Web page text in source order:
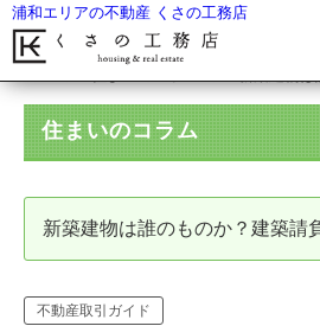
浦和エリアの不動産 くさの工務店
新築建物
住まいのコラム
新築建物は誰のものか？建築請
不動産取引ガイド